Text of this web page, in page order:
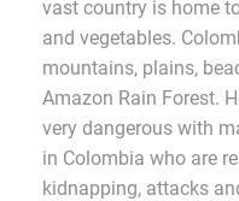
vast country is home
and vegetables.
mountains, plains,
Amazon Rain Forest.
very dangerous with
in Colombia who are
kidnapping, attacks